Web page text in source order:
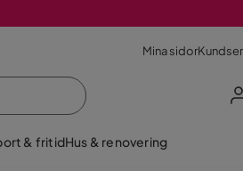
Mina sidor
& fritidHus & renovering